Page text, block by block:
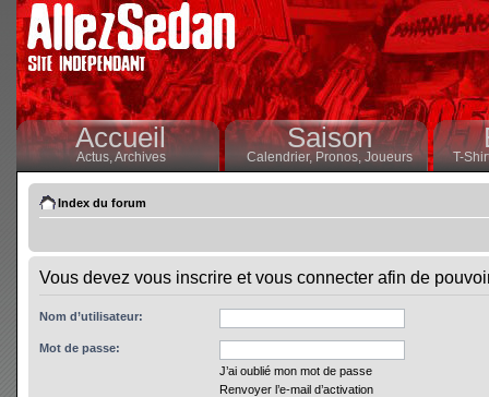
Accueil
Actus,Archives
Saison
Calendrier,Pronos, Joueurs T-
Index du forum
Vous devez vous inscrire et vous connecter afin de
Nom d’utilisateur:
Mot de passe:
J’ai oublié mon mot de passe
Renvoyer l’e-mail d’activation